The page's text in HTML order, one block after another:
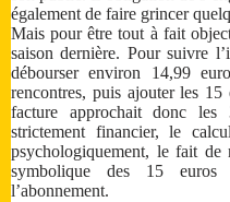
également de faire grincer
Mais pour être tout à fait
saison dernière. Pour suivre
débourser environ 14,99
rencontres, puis ajouter les
facture approchait donc
strictement financier, le
psychologiquement, le fait de
symbolique des 15
l’abonnement.